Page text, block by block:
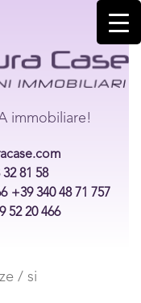
immobiliare!
81 58
+39 340 48 71 757
52 20 466
/ si